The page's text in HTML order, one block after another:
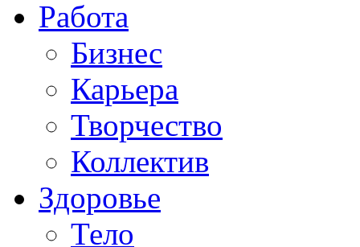
Работа
Бизнес
Карьера
Творчество
Коллектив
Здоровье
Тело